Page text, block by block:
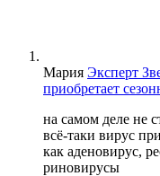
Мария Эксперт
приобретает
на самом деле не
всё-таки вирус
как аденовирус,
риновирусы